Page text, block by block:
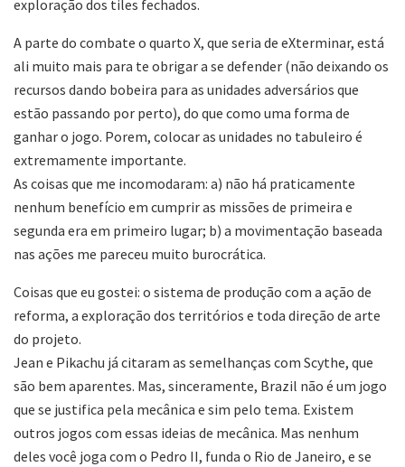
exploração dos tiles fechados.
A parte do combate o quarto X, que seria de eXterminar, está
ali muito mais para te obrigar a se defender (não deixando os
recursos dando bobeira para as unidades adversários que
estão passando por perto), do que como uma forma de
ganhar o jogo. Porem, colocar as unidades no tabuleiro é
extremamente importante.
As coisas que me incomodaram: a) não há praticamente
nenhum benefício em cumprir as missões de primeira e
segunda era em primeiro lugar; b) a movimentação baseada
nas ações me pareceu muito burocrática.
Coisas que eu gostei: o sistema de produção com a ação de
reforma, a exploração dos territórios e toda direção de arte
do projeto.
Jean e Pikachu já citaram as semelhanças com Scythe, que
são bem aparentes. Mas, sinceramente, Brazil não é um jogo
que se justifica pela mecânica e sim pelo tema. Existem
outros jogos com essas ideias de mecânica. Mas nenhum
deles você joga com o Pedro II, funda o Rio de Janeiro, e se